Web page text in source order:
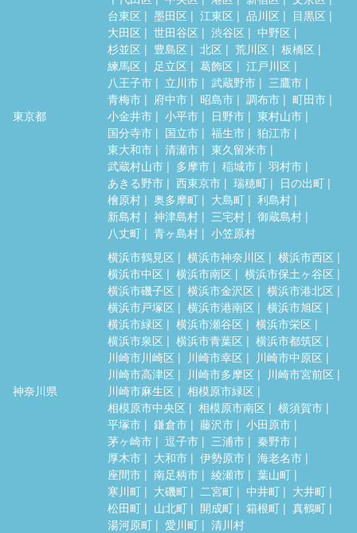
東京都
台東区
墨田区 江東区 品川区
目黒区
大田区
世田谷区 渋谷区
中野区
杉並区
豊島区 北区 荒川区
板橋区
練馬区
足立区 葛飾区
江戸川区
八王子市
立川市 武蔵野市
三鷹市
青梅市
府中市 昭島市 調布市
町田市
小金井市
小平市 日野市
東村山市
国分寺市
国立市 福生市
狛江市
東大和市
清瀬市
東久留米市
武蔵村山市
多摩市 稲城市
羽村市
あきる野市
西東京市 瑞穂町
日の出町
檜原村
奥多摩町 大島町
利島村
新島村
神津島村 三宅村
御蔵島村
八丈町
青ヶ島村 小笠原村
神奈川県
横浜市鶴見区 横浜市神奈川区
横浜市西区
横浜市中区
横浜市南区
横浜市保土ヶ谷区
横浜市磯子区
横浜市金沢区
横浜市港北区
横浜市戸塚区
横浜市港南区
横浜市旭区
横浜市緑区
横浜市瀬谷区
横浜市栄区
横浜市泉区
横浜市青葉区
横浜市都筑区
川崎市川崎区
川崎市幸区
川崎市中原区
川崎市高津区
川崎市多摩区
川崎市宮前区
川崎市麻生区
相模原市緑区
相模原市中央区
相模原市南区
横須賀市
平塚市
鎌倉市 藤沢市
小田原市
茅ヶ崎市
逗子市 三浦市
秦野市
厚木市
大和市 伊勢原市
海老名市
座間市
南足柄市 綾瀬市
葉山町
寒川町
大磯町 二宮町 中井町
大井町
松田町
山北町 開成町 箱根町
真鶴町
湯河原町
愛川町 清川村